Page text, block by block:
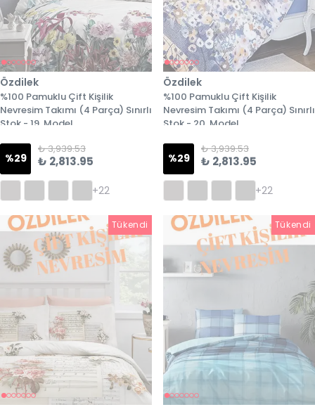
Özdilek
%100 Pamuklu Çift Kişilik
Nevresim Takımı (4 Parça) Sınırlı
Stok - 19. Model
%29
₺ 3,939.53
₺ 2,813.95
+22
Özdilek
%100 Pamuklu Çift Kişilik
Nevresim Takımı (4 Parça) Sınırlı
Stok - 20. Model
%29
₺ 3,939.53
₺ 2,813.95
+22
Tükendi Tükendi
Tükendi